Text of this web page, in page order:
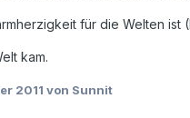
für die Welten ist
kam.
2011 von Sunnit